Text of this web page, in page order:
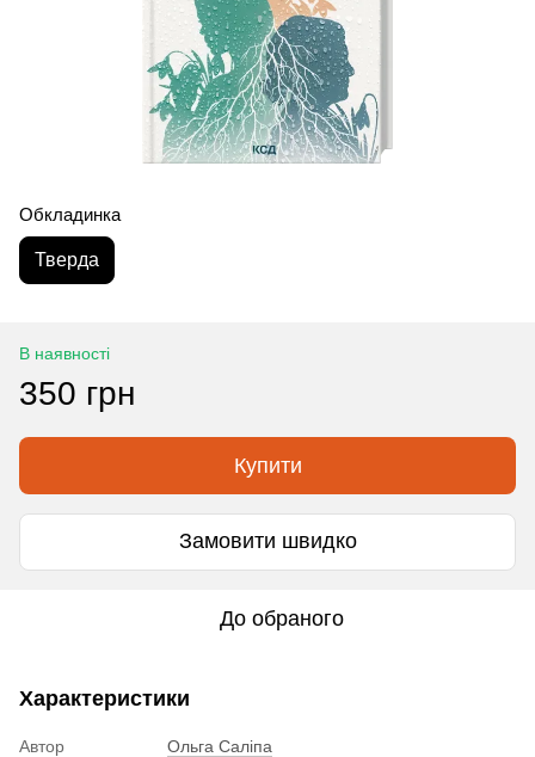
Обкладинка
Тверда
В наявності
350 грн
Купити
Замовити швидко
До обраного
Характеристики
Автор
Ольга Саліпа